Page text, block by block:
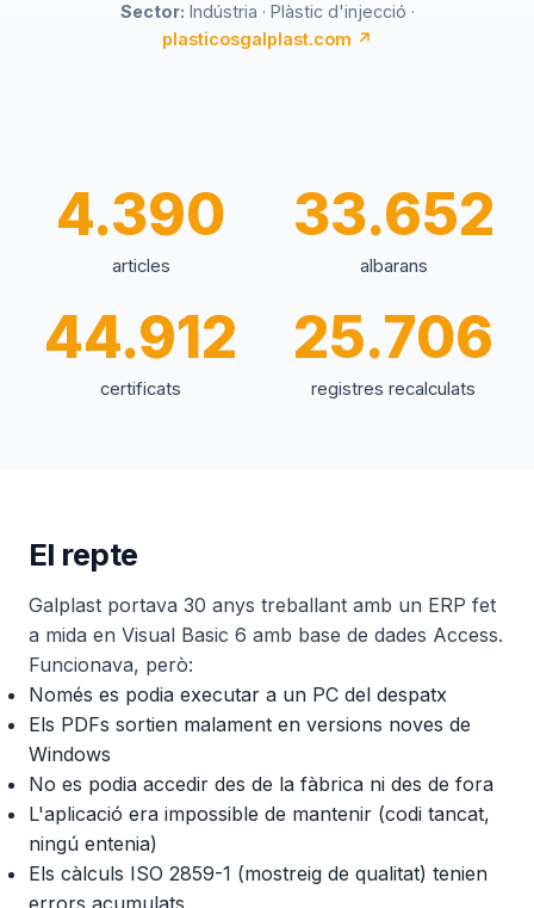
Sector: Indústria · Plàstic d'injecció ·
plasticosgalplast.com ↗
4.390
articles
33.652
albarans
44.912
certificats
25.706
registres recalculats
El repte
Galplast portava 30 anys treballant amb un ERP fet
a mida en Visual Basic 6 amb base de dades Access.
Funcionava, però:
Només es podia executar a un PC del despatx
Els PDFs sortien malament en versions noves de
Windows
No es podia accedir des de la fàbrica ni des de fora
L'aplicació era impossible de mantenir (codi tancat,
ningú entenia)
Els càlculs ISO 2859-1 (mostreig de qualitat) tenien
errors acumulats